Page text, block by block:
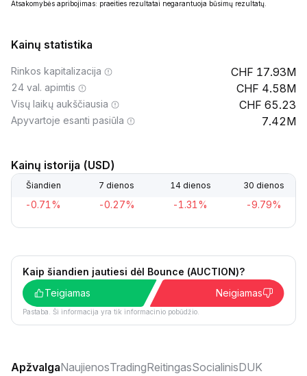
Atsakomybės apribojimas: praeities rezultatai negarantuoja būsimų rezultatų.
Kainų statistika
Rinkos kapitalizacija 17.93M
24 val. apimtis 4.58M
Visų laikų aukščiausia 65.23
Apyvartoje esanti pasiūla 7.42M
Kainų istorija (USD)
Šiandien 7 dienos 14 dienos 30 dienos
-0.71% -0.27% -1.31% -9.79%
Kaip šiandien jautiesi dėl Bounce (AUCTION)?
Teigiamas
Neigiamas
Pastaba. Ši informacija yra tik informacinio pobūdžio.
ApžvalgaNaujienosTradingReitingasSocialinisDUK